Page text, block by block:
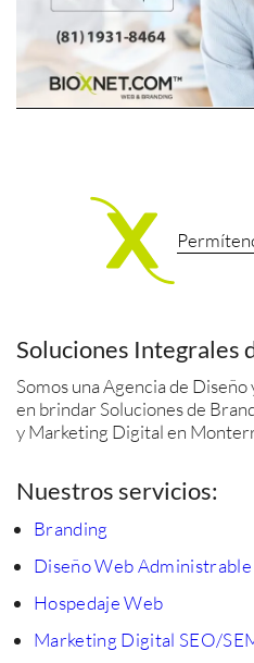
Soluciones Integrales
Somos una Agencia de
en brindar Soluciones de
y Marketing Digital en
Nuestros servicios:
Branding
Diseño Web Administrable
Hospedaje Web
Marketing Digital SEO/